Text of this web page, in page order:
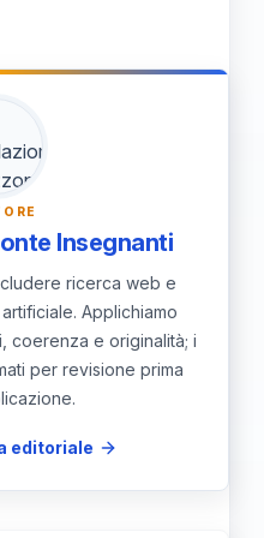
tutte
interazioni
tra persone di
Insegnanti
ricerca web e
Applichiamo
coerenza e originalità; i
per revisione prima
editoriale